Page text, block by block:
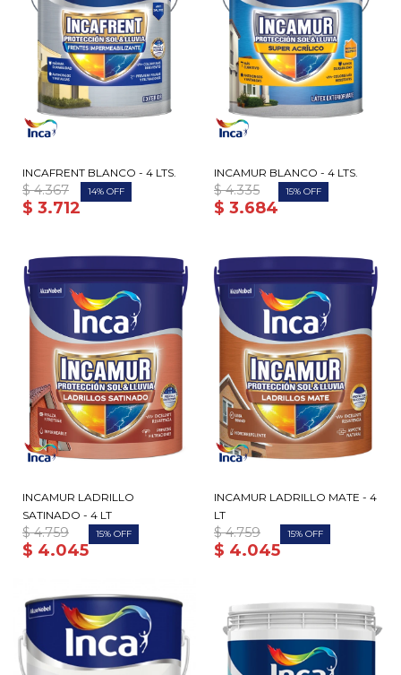
INCAFRENT BLANCO - 4 LTS.
$ 3.712
$ 4.367 14
INCAMUR BLANCO - 4 LTS.
$ 3.684
$ 4.335 15
INCAMUR LADRILLO
SATINADO - 4 LT
$ 4.045
$ 4.759 15
INCAMUR LADRILLO MATE - 4
LT
$ 4.045
$ 4.759 15